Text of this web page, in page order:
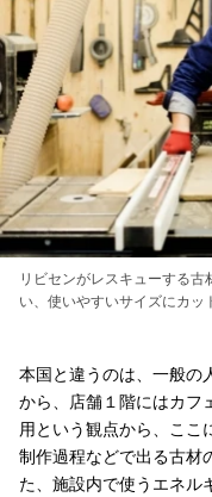
リビセンがレスキューする
い、使いやすいサイズにカ
本国と違うのは、一般の
から、店舗１階にはカフ
用という観点から、ここ
制作過程などで出る古材
た、施設内で使うエネル